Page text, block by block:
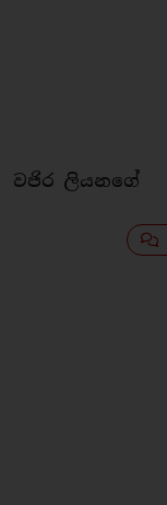
වජිර ලියනගේ